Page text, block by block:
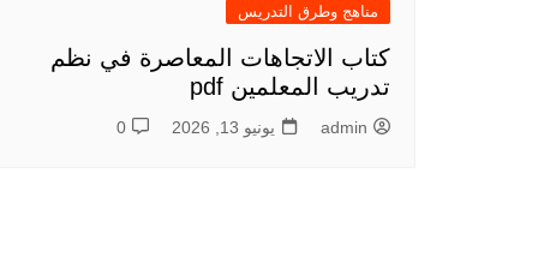
مناهج وطرق التدريس
كتاب الاتجاهات المعاصرة في نظم
تدريب المعلمين pdf
admin يونيو 13, 2026 0